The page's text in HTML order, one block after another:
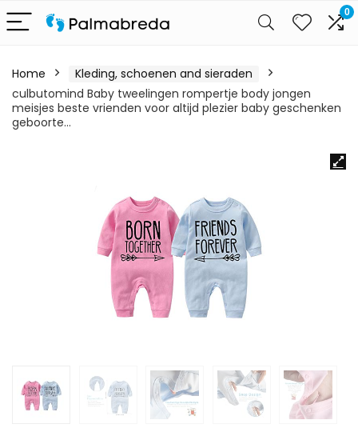
0
Home
Kleding, schoenen and sieraden
culbutomind Baby tweelingen rompertje body jongen
meisjes beste vrienden voor altijd plezier baby geschenken
geboorte…